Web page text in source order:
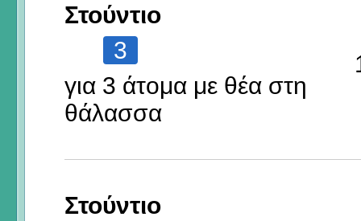
Στούντιο
3
για 3 άτομα με θέα στη
θάλασσα
Στούντιο